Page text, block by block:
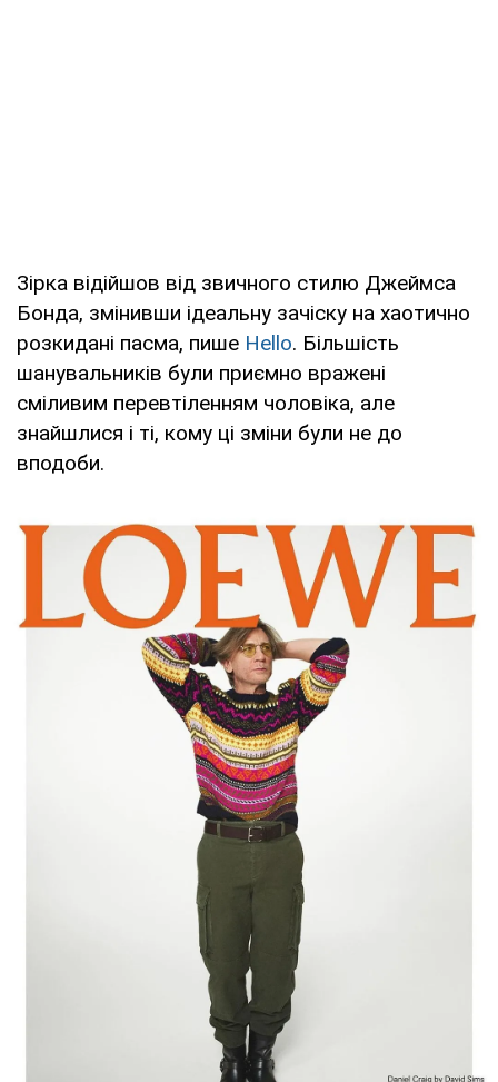
Зірка відійшов від звичного стилю Джеймса
Бонда, змінивши ідеальну зачіску на хаотично
розкидані пасма, пише Hello. Більшість
шанувальників були приємно вражені
сміливим перевтіленням чоловіка, але
знайшлися і ті, кому ці зміни були не до
вподоби.